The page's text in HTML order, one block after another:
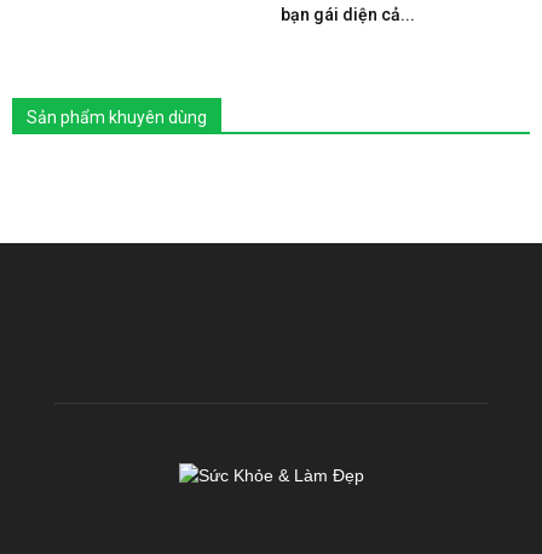
bạn gái diện cả...
Sản phẩm khuyên dùng